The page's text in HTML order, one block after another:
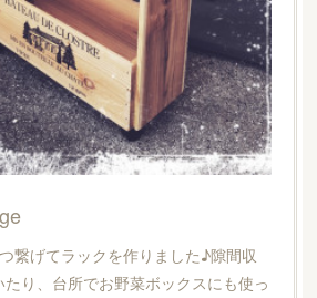
繋げてラックを作りました♪隙間収
り、台所でお野菜ボックスにも使っ